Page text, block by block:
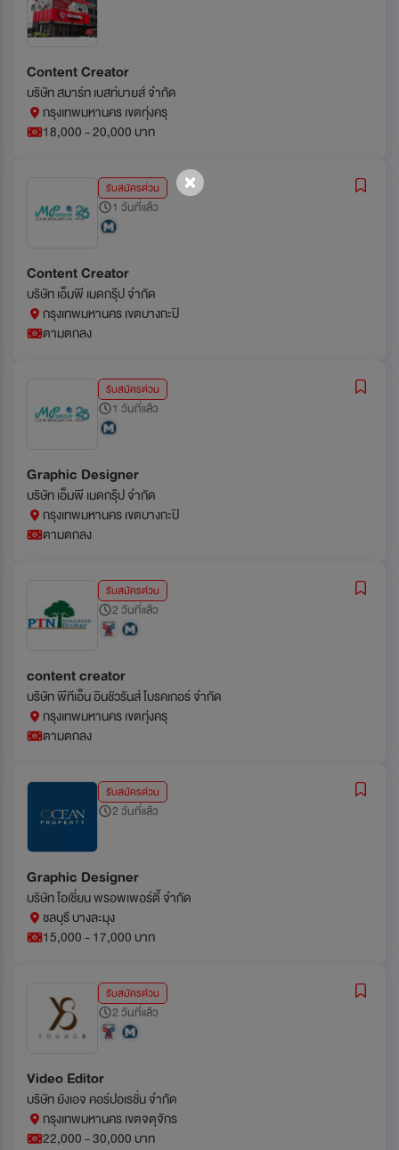
Content Creator
บริษัท สมาร์ท เบสท์บายส์ จำกัด
กรุงเทพมหานคร เขตทุ่งครุ
18,000 - 20,000 บาท
รับสมัครด่วน
1 วันที่แล้ว
Content Creator
บริษัท เอ็มพี เมดกรุ๊ป จำกัด
กรุงเทพมหานคร เขตบางกะปิ
ตามตกลง
รับสมัครด่วน
1 วันที่แล้ว
Graphic Designer
บริษัท เอ็มพี เมดกรุ๊ป จำกัด
กรุงเทพมหานคร เขตบางกะปิ
ตามตกลง
รับสมัครด่วน
2 วันที่แล้ว
content creator
บริษัท พีทีเอ็น อินชัวรันส์ โบรคเกอร์ จำกัด
กรุงเทพมหานคร เขตทุ่งครุ
ตามตกลง
รับสมัครด่วน
2 วันที่แล้ว
Graphic Designer
บริษัท โอเชี่ยน พรอพเพอร์ตี้ จำกัด
ชลบุรี บางละมุง
15,000 - 17,000 บาท
รับสมัครด่วน
2 วันที่แล้ว
Video Editor
บริษัท ยังเอจ คอร์ปอเรชั่น จำกัด
กรุงเทพมหานคร เขตจตุจักร
22,000 - 30,000 บาท